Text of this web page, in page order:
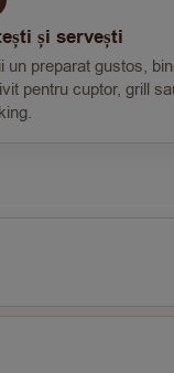
și servești
un preparat gustos,
pentru cuptor, grill